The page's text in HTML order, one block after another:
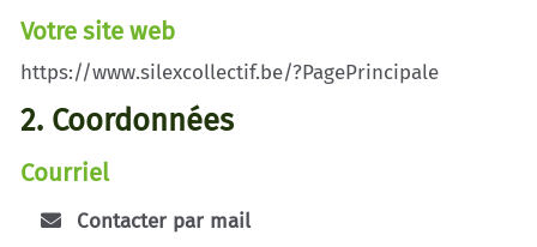
Votre site web
https://www.silexcollectif.be/?PagePrincipale
2. Coordonnées
Courriel
Contacter par mail